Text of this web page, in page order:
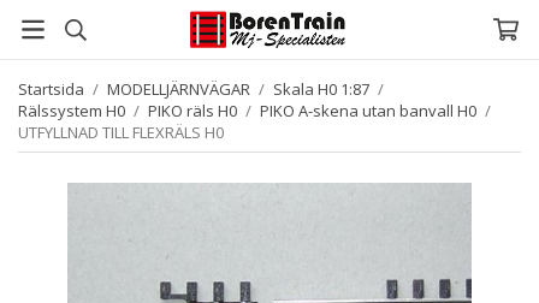
Startsida / MODELLJÄRNVÄGAR / Skala H0 1:87 /
Rälssystem H0 / PIKO räls H0 / PIKO A-skena utan banvall H0 /
UTFYLLNAD TILL FLEXRÄLS H0